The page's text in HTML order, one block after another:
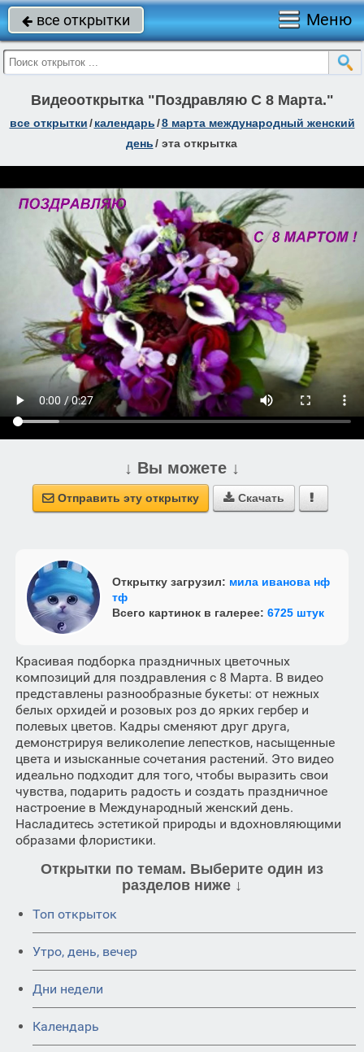
 все открытки Меню
Видеооткрытка "Поздравляю С 8 Марта."
все открытки/ календарь/8 марта международный женский
день/ эта открытка
↓ Вы можете ↓
 Отправить эту открытку  Скачать 
Открытку загрузил: мила иванова нф
тф
Всего картинок в галерее: 6725 штук
Красивая подборка праздничных цветочных
композиций для поздравления с 8 Марта. В видео
представлены разнообразные букеты: от нежных
белых орхидей и розовых роз до ярких гербер и
полевых цветов. Кадры сменяют друг друга,
демонстрируя великолепие лепестков, насыщенные
цвета и изысканные сочетания растений. Это видео
идеально подходит для того, чтобы выразить свои
чувства, подарить радость и создать праздничное
настроение в Международный женский день.
Насладитесь эстетикой природы и вдохновляющими
образами флористики.
Открытки по темам. Выберите один из
разделов ниже ↓
Топ открыток
Утро, день, вечер
Дни недели
Календарь